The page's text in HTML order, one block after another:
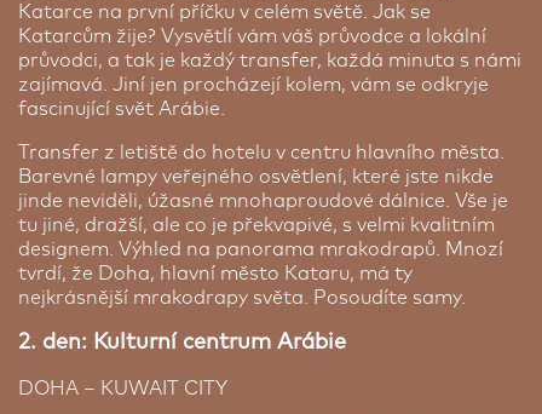
Kvalitní hotel Mercure leží přímo ve staré Dauhá,
jen pár minut chůze do historického tržiště Souq
Waqif. Odpočinout si v něm můžete v příjemném
bazénu, který přijde ve vedrech vhod a pokud vám
vyhládne, restaurace La Brasserie vás svou
čisté, prostorné se standardním vybavením, a
tudíž v nich nechybí vlastní sociální zařízení,
koupelna, satelitní televize, lednička s minibarem
nebo konvice na ohřátí vody. Součástí hotelu jsou
bohaté snídaně formou švédských stolů.
Předplacený vstup na Burj Khalifa
Zajistěte si vstup na nejvyšší budovu světa a
panoramatický výhled na celou Dubaj.
Cena od:1 742 Kč
Prémiové ubytování
Katarce na první příčku v celém světě. Jak se
Katarcům žije? Vysvětlí vám váš průvodce a lokální
průvodci, a tak je každý transfer, každá minuta s námi
zajímavá. Jiní jen procházejí kolem, vám se odkryje
fascinující svět Arábie.
Transfer z letiště do hotelu v centru hlavního města.
Barevné lampy veřejného osvětlení, které jste nikde
jinde neviděli, úžasné mnohaproudové dálnice. Vše je
tu jiné, dražší, ale co je překvapivé, s velmi kvalitním
designem. Výhled na panorama mrakodrapů. Mnozí
tvrdí, že Doha, hlavní město Kataru, má ty
nejkrásnější mrakodrapy světa. Posoudíte samy.
2. den: Kulturní centrum Arábie
DOHA – KUWAIT CITY